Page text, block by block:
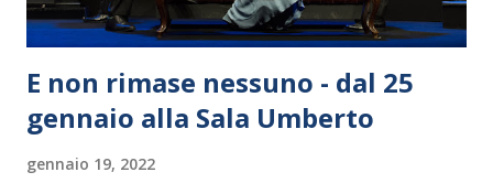
E non rimase nessuno - dal 25
gennaio alla Sala Umberto
gennaio 19, 2022